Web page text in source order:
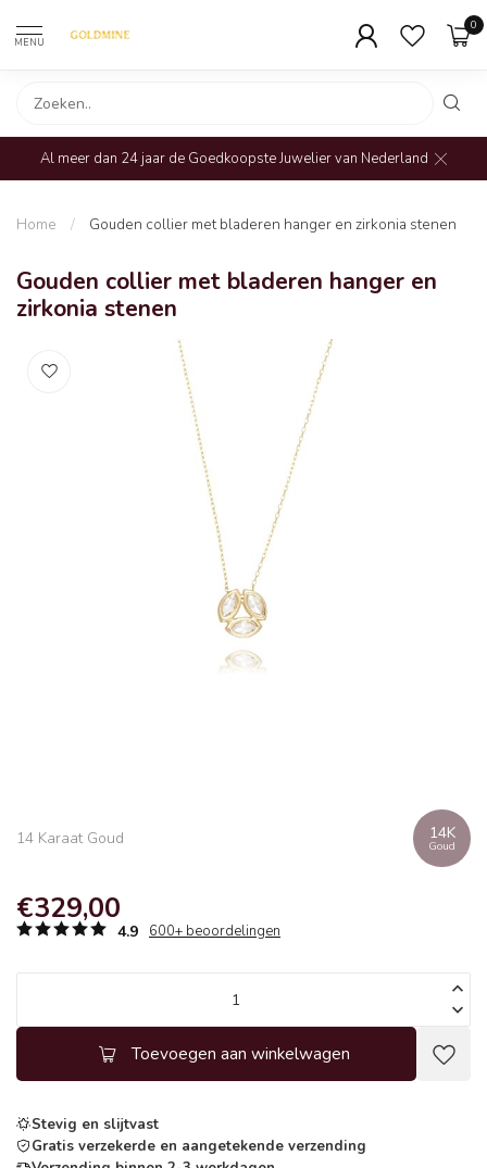
MENU
0
Al meer dan 24 jaar de Goedkoopste Juwelier van Nederland
Home / Gouden collier met bladeren hanger en zirkonia stenen
Gouden collier met bladeren hanger en
zirkonia stenen
14 Karaat Goud 14K
Goud
€329,00
4.9 600+ beoordelingen
Toevoegen aan winkelwagen
Stevig en slijtvast
Gratis verzekerde en aangetekende verzending